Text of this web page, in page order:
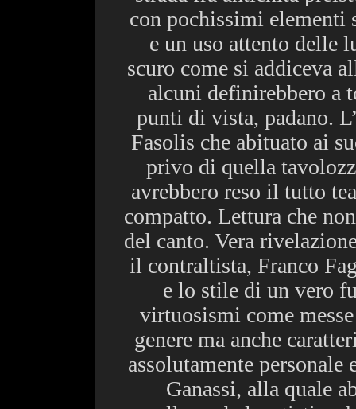
con pochissimi
e un uso attento delle
scuro come si addiceva
alcuni definirebbero a
punti di vista, padano.
Fasolis che abituato ai
privo di quella
avrebbero reso il tutto
compatto. Lettura che
del canto. Vera
il contraltista, Franco
e lo stile di un vero
virtuosismi come
genere ma anche
assolutamente
Ganassi, alla quale